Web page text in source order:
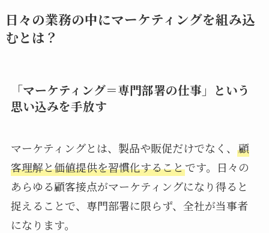
日々の業務の中にマーケティングを組み込
むとは？
「マーケティング＝専門部署の仕事」という
思い込みを手放す
マーケティングとは、製品や販促だけでなく、 顧
客理解と価値提供を習慣化することです。日々の
あらゆる顧客接点がマーケティングになり得ると
捉えることで、専門部署に限らず、全社が当事者
になります。